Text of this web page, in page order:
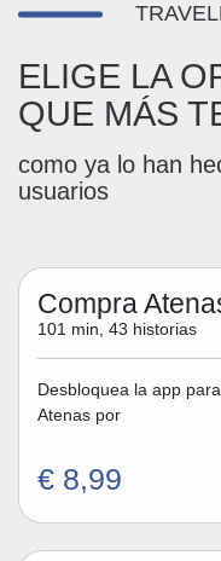
ELIGE LA
QUE MÁS
como ya lo han
usuarios
Compra
101 min, 43 historias
Desbloquea la app
Atenas por
€ 8,99